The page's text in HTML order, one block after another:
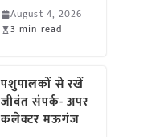
August 4, 2026
3 min read
पशुपालकों से रखें
जीवंत संपर्क- अपर
कलेक्टर मऊगंज